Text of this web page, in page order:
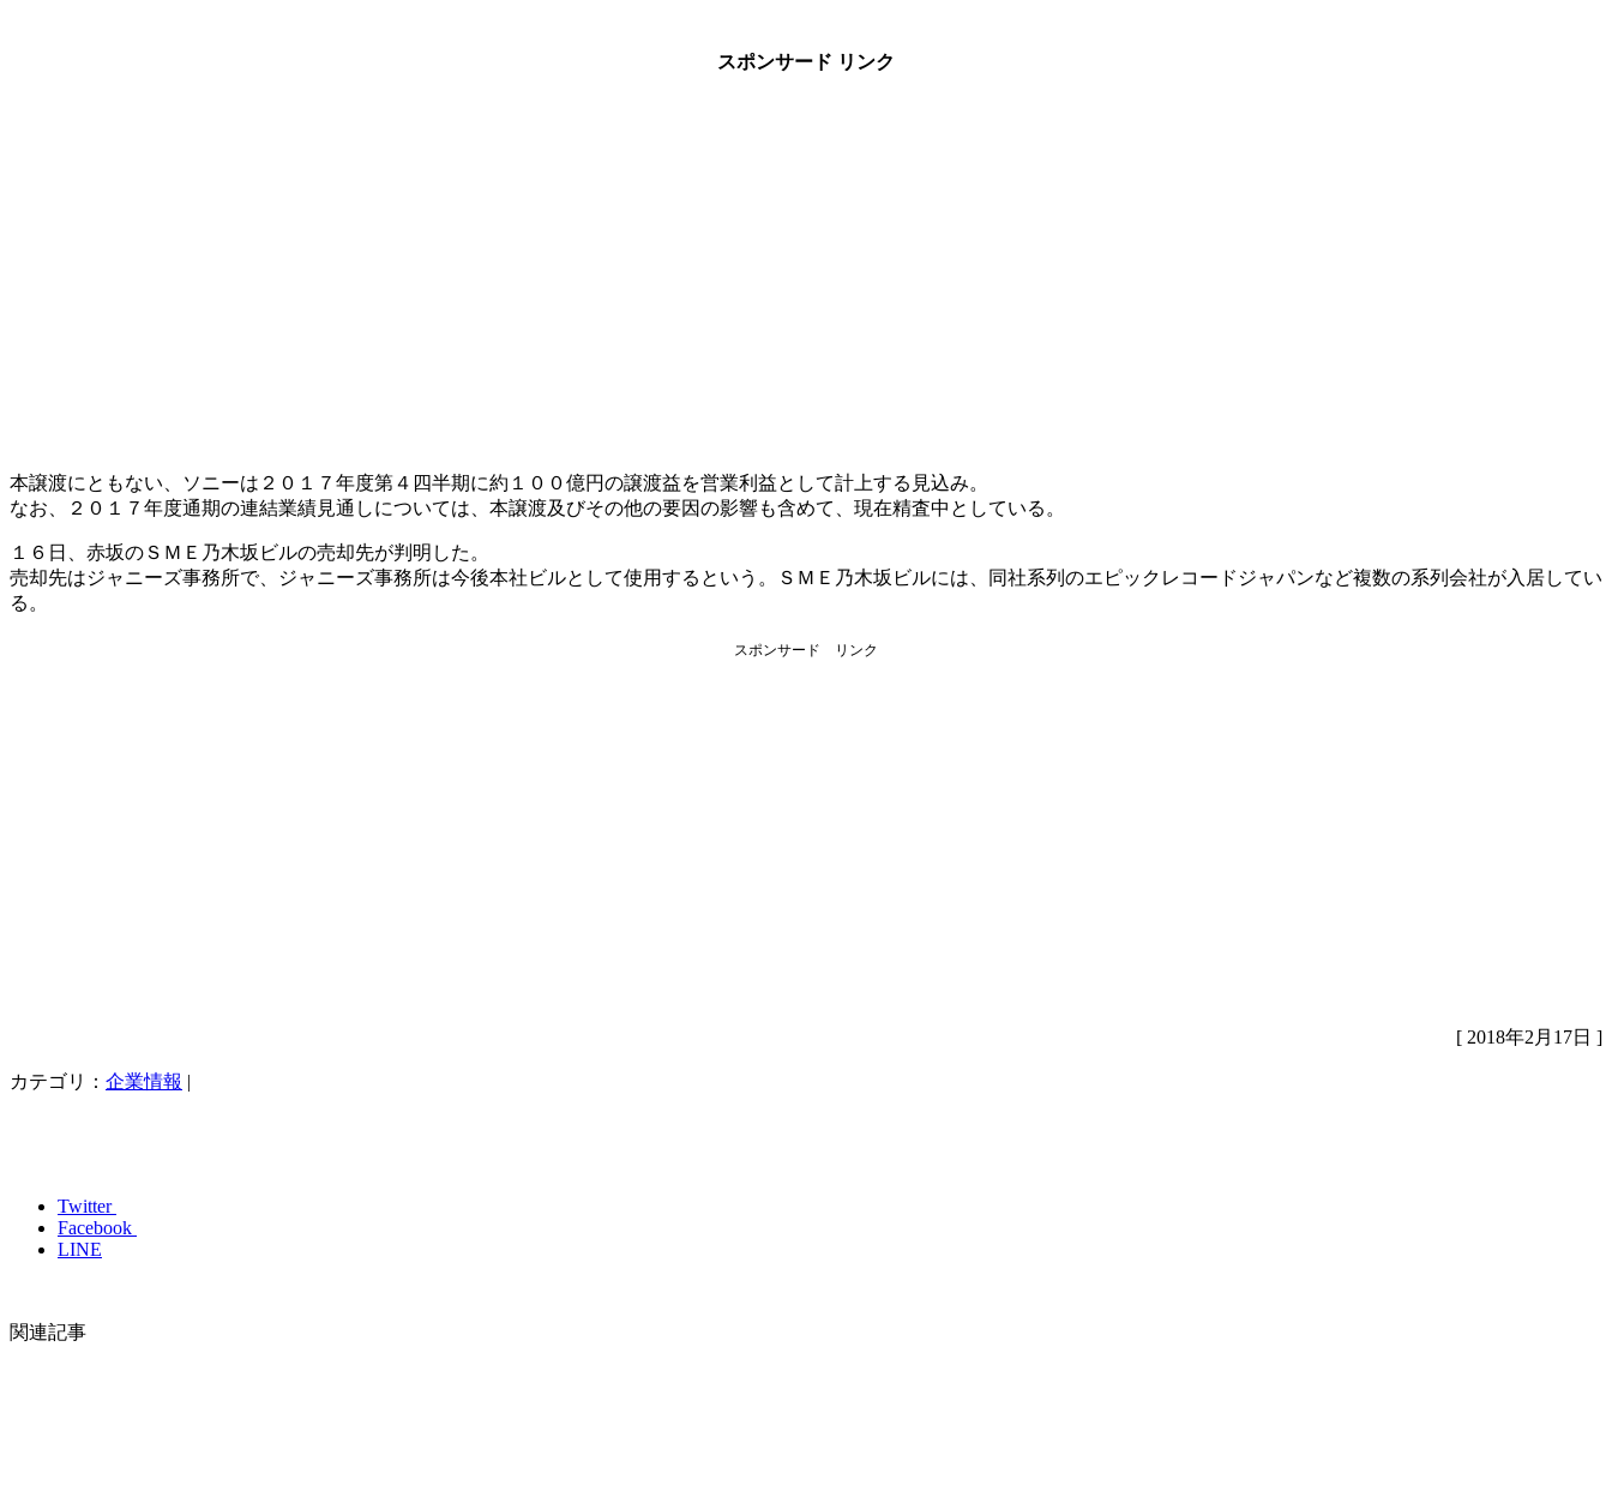
スポンサード リンク
本譲渡にともない、ソニーは２０１７年度第４四半期に約１００億円の譲渡益を営業利益として計上する見込み。
なお、２０１７年度通期の連結業績見通しについては、本譲渡及びその他の要因の影響も含めて、現在精査中としている。
１６日、赤坂のＳＭＥ乃木坂ビルの売却先が判明した。
売却先はジャニーズ事務所で、ジャニーズ事務所は今後本社ビルとして使用するという。ＳＭＥ乃木坂ビルには、同社系列のエピックレコードジャパンなど複数の系列会社が入居してい
る。
スポンサード リンク
[ 2018年2月17日 ]
カテゴリ： 企業情報 |
Twitter
Facebook
LINE
関連記事